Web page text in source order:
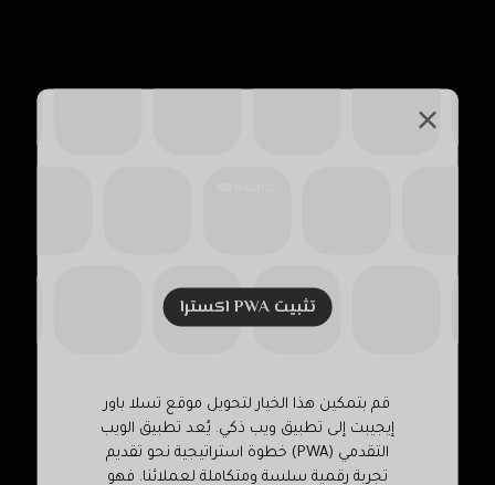
تثبيت PWA اکسترا
قم بتمكين هذا الخيار لتحويل موقع تسلا باور
إيجيبت إلى تطبيق ويب ذكي. يُعد تطبيق الويب
التقدمي (PWA) خطوة استراتيجية نحو تقديم
تجربة رقمية سلسة ومتكاملة لعملائنا. فهو